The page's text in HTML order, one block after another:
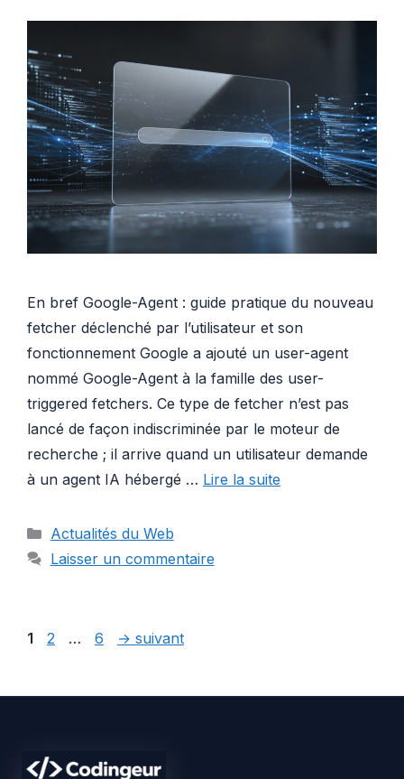
En bref Google-Agent : guide pratique du nouveau
fetcher déclenché par l’utilisateur et son
fonctionnement Google a ajouté un user-agent
nommé Google-Agent à la famille des user-
triggered fetchers. Ce type de fetcher n’est pas
lancé de façon indiscriminée par le moteur de
recherche ; il arrive quand un utilisateur demande
à un agent IA hébergé … Lire la suite
Catégories
Actualités du Web
Laisser un commentaire
Page
1 Page
2 … Page
6 → suivant